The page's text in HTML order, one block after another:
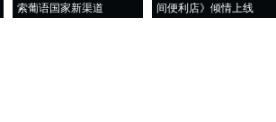
索葡语国家新渠道
间便利店》倾情上线